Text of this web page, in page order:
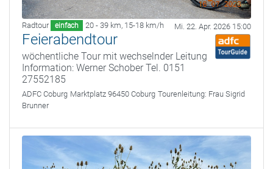
Radtour einfach 20 - 39 km, 15-18 km/h Mi. 22. Apr. 2026 15:00
Feierabendtour
wöchentliche Tour mit wechselnder Leitung
Information: Werner Schober Tel. 0151
27552185
ADFC Coburg Marktplatz 96450 Coburg Tourenleitung: Frau Sigrid
Brunner